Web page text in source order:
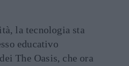
la tecnologia sta
educativo
The Oasis, che ora